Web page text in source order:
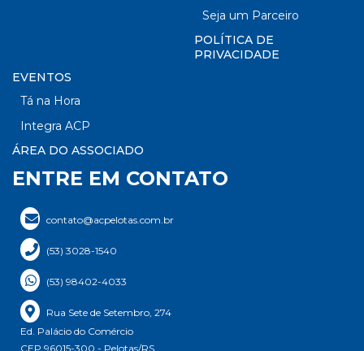
Seja um Parceiro
POLÍTICA DE
PRIVACIDADE
EVENTOS
Tá na Hora
Integra ACP
ÁREA DO ASSOCIADO
ENTRE EM CONTATO
contato@acpelotas.com.br
(53) 3028-1540
(53) 98402-4033
Rua Sete de Setembro, 274
Ed. Palácio do Comércio
CEP 96015-300 - Pelotas/RS